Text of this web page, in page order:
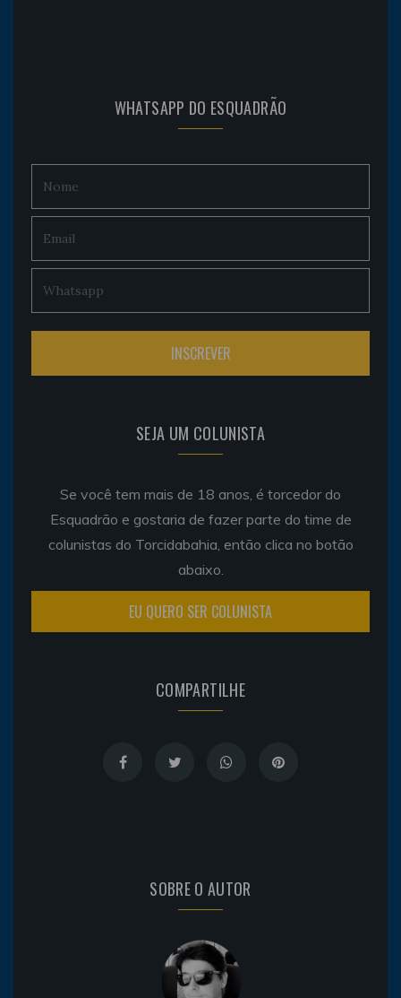
WHATSAPP DO ESQUADRÃO
SEJA UM COLUNISTA
Se você tem mais de 18 anos, é torcedor do
Esquadrão e gostaria de fazer parte do time de
colunistas do Torcidabahia, então clica no botão
abaixo.
EU QUERO SER COLUNISTA
COMPARTILHE
SOBRE O AUTOR